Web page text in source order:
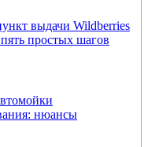
выдачи Wildberries
простых шагов
нюансы